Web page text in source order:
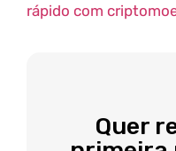
rápido com
Quer